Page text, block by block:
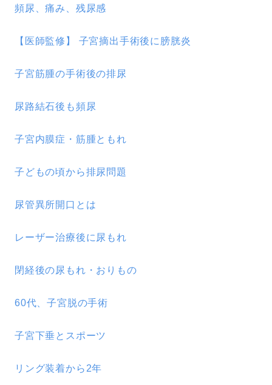
頻尿、痛み、残尿感
【医師監修】 子宮摘出手術後に膀胱炎
子宮筋腫の手術後の排尿
尿路結石後も頻尿
子宮内膜症・筋腫ともれ
子どもの頃から排尿問題
尿管異所開口とは
レーザー治療後に尿もれ
閉経後の尿もれ・おりもの
60代、子宮脱の手術
子宮下垂とスポーツ
リング装着から2年